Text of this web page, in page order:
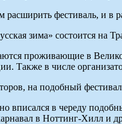
фестиваль, и в
зима» состоится на
проживающие в
Также в числе
на подобный
вписался в череду
в Ноттинг-Хилл и